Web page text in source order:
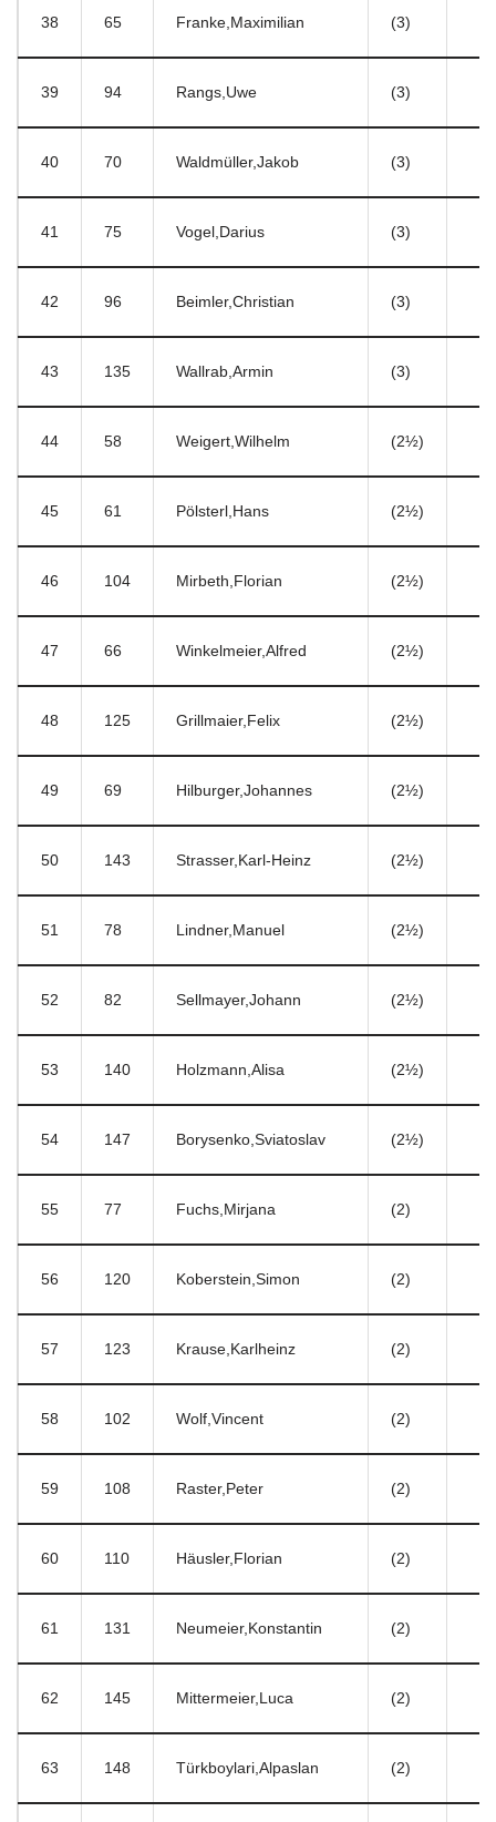
38 65 Franke,Maximilian (3)
39 94 Rangs,Uwe (3)
40 70 Waldmüller,Jakob (3)
41 75 Vogel,Darius (3)
42 96 Beimler,Christian (3)
43 135 Wallrab,Armin (3)
44 58 Weigert,Wilhelm (2½)
45 61 Pölsterl,Hans (2½)
46 104 Mirbeth,Florian (2½)
47 66 Winkelmeier,Alfred (2½)
48 125 Grillmaier,Felix (2½)
49 69 Hilburger,Johannes (2½)
50 143 Strasser,Karl-Heinz (2½)
51 78 Lindner,Manuel (2½)
52 82 Sellmayer,Johann (2½)
53 140 Holzmann,Alisa (2½)
54 147 Borysenko,Sviatoslav (2½)
55 77 Fuchs,Mirjana (2)
56 120 Koberstein,Simon (2)
57 123 Krause,Karlheinz (2)
58 102 Wolf,Vincent (2)
59 108 Raster,Peter (2)
60 110 Häusler,Florian (2)
61 131 Neumeier,Konstantin (2)
62 145 Mittermeier,Luca (2)
63 148 Türkboylari,Alpaslan (2)